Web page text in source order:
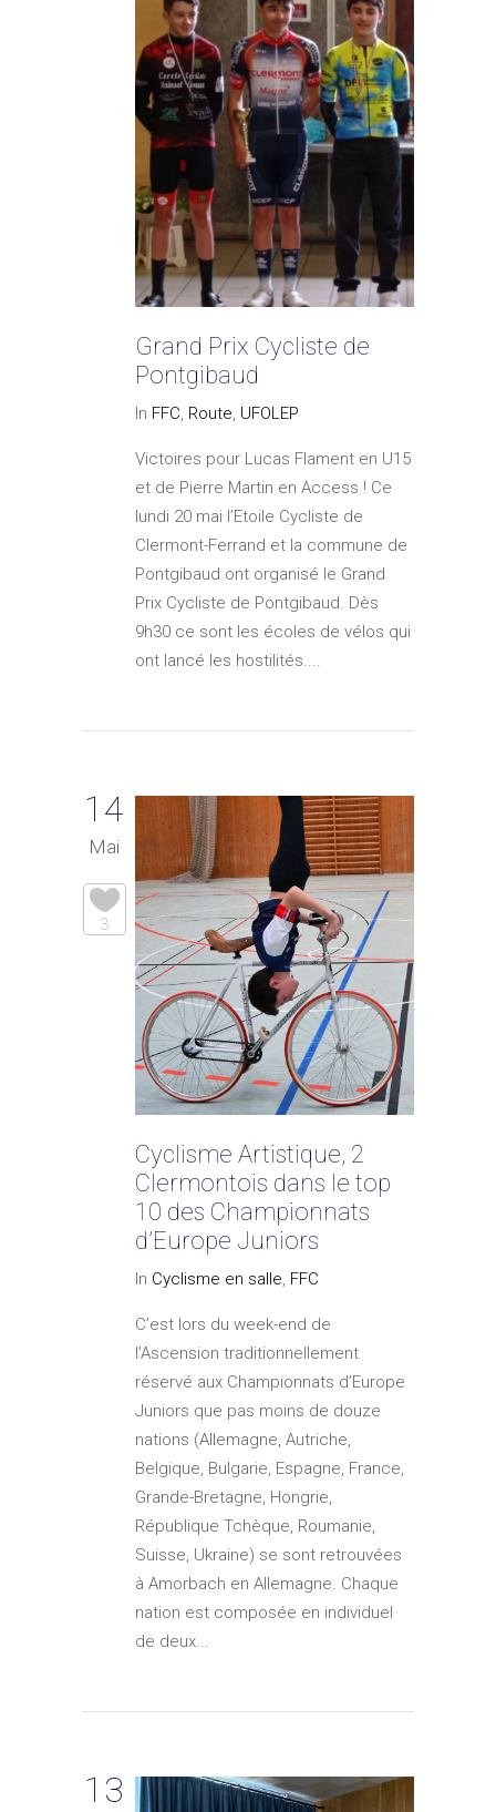
Grand Prix Cycliste de
Pontgibaud
In FFC, Route, UFOLEP
Victoires pour Lucas Flament en U15
et de Pierre Martin en Access ! Ce
lundi 20 mai l’Etoile Cycliste de
Clermont-Ferrand et la commune de
Pontgibaud ont organisé le Grand
Prix Cycliste de Pontgibaud. Dès
9h30 ce sont les écoles de vélos qui
ont lancé les hostilités....
14
Mai
3
Cyclisme Artistique, 2
Clermontois dans le top
10 des Championnats
d’Europe Juniors
In Cyclisme en salle, FFC
C’est lors du week-end de
l’Ascension traditionnellement
réservé aux Championnats d’Europe
Juniors que pas moins de douze
nations (Allemagne, Autriche,
Belgique, Bulgarie, Espagne, France,
Grande-Bretagne, Hongrie,
République Tchèque, Roumanie,
Suisse, Ukraine) se sont retrouvées
à Amorbach en Allemagne. Chaque
nation est composée en individuel
de deux...
13